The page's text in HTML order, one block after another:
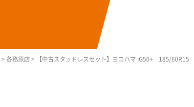
> 各務原店 > 【中古スタッドレスセット】ヨコハマ iG50+ 185/